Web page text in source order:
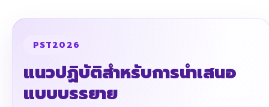
PST2026
แนวปฏิบัติสำหรับการนำเสนอ
แบบบรรยาย